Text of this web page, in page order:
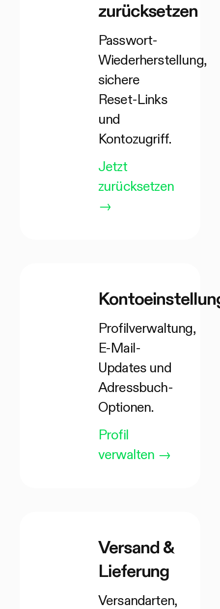
zurücksetzen
Passwort-
Wiederherstellung,
sichere
Reset-Links
und
Kontozugriff.
Jetzt
zurücksetzen
→
Profilverwaltung,
E-Mail-
Updates und
Adressbuch-
Optionen.
Profil
verwalten →
Versand &
Lieferung
Versandarten,